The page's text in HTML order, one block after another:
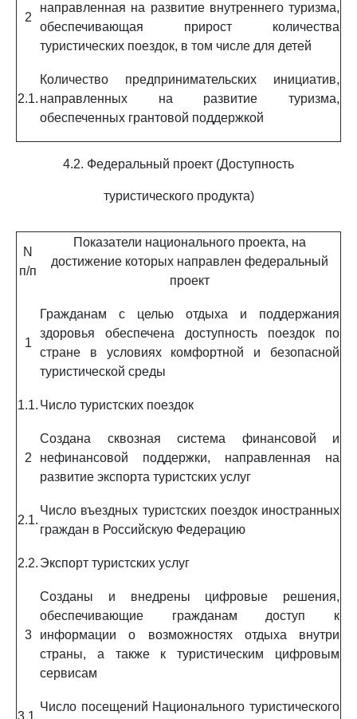
2
направленная на развитие внутреннего туризма,
обеспечивающая прирост количества
туристических поездок, в том числе для детей
2.1.
Количество предпринимательских инициатив,
направленных на развитие туризма,
обеспеченных грантовой поддержкой
4.2. Федеральный проект (Доступность
туристического продукта)
N
п/п
Показатели национального проекта, на
достижение которых направлен федеральный
проект
1
Гражданам с целью отдыха и поддержания
здоровья обеспечена доступность поездок по
стране в условиях комфортной и безопасной
туристической среды
1.1. Число туристских поездок
2
Создана сквозная система финансовой и
нефинансовой поддержки, направленная на
развитие экспорта туристских услуг
2.1.
Число въездных туристских поездок иностранных
граждан в Российскую Федерацию
2.2. Экспорт туристских услуг
3
Созданы и внедрены цифровые решения,
обеспечивающие гражданам доступ к
информации о возможностях отдыха внутри
страны, а также к туристическим цифровым
сервисам
3.1.
Число посещений Национального туристического